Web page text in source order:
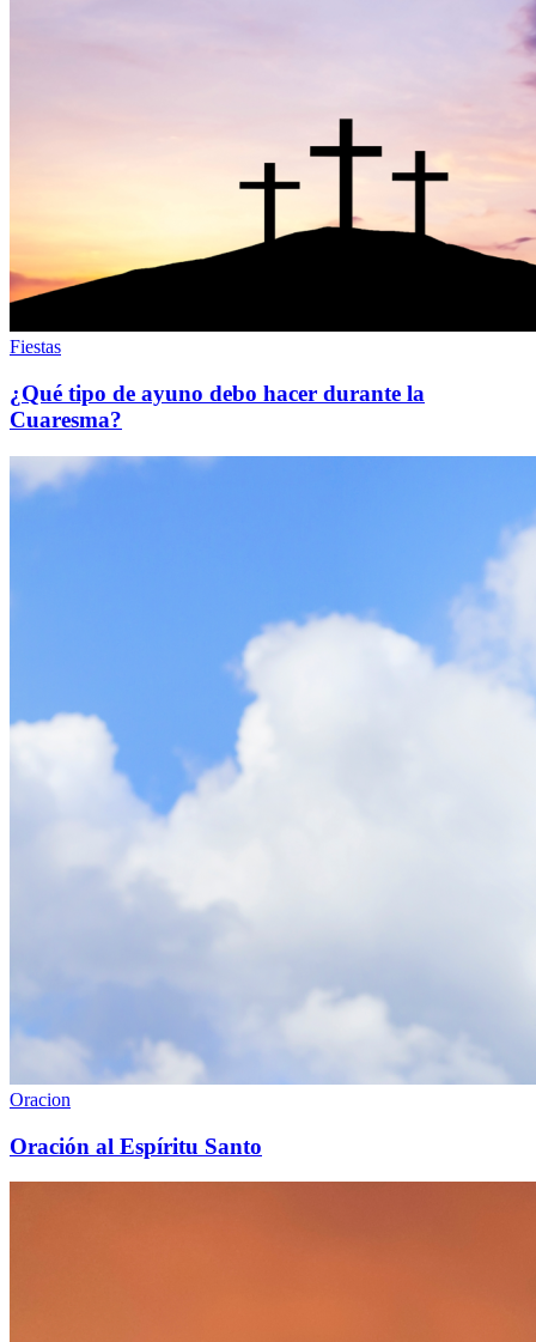
Fiestas
¿Qué tipo de ayuno debo hacer durante la
Cuaresma?
Oracion
Oración al Espíritu Santo